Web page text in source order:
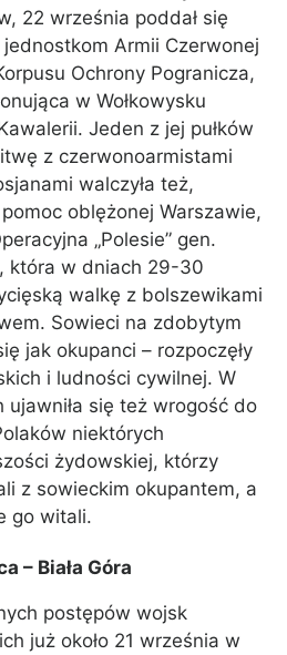
22 września poddał się
Armii Czerwonej
Ochrony Pogranicza,
w Wołkowysku
Jeden z jej pułków
z czerwonoarmistami
walczyła też,
oblężonej Warszawie,
„Polesie” gen.
która w dniach 29-30
walkę z bolszewikami
Sowieci na zdobytym
jak okupanci – rozpoczęły
i ludności cywilnej. W
się też wrogość do
niektórych
żydowskiej, którzy
z sowieckim okupantem, a
go witali.
– Biała Góra
postępów wojsk
już około 21 września w